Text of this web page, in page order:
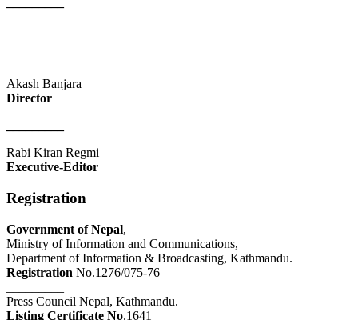
Akash Banjara
Director
Rabi Kiran Regmi
Executive-Editor
Registration
Government of Nepal,
Ministry of Information and Communications,
Department of Information & Broadcasting, Kathmandu.
Registration No.1276/075-76
Press Council Nepal, Kathmandu.
Listing Certificate No.1641